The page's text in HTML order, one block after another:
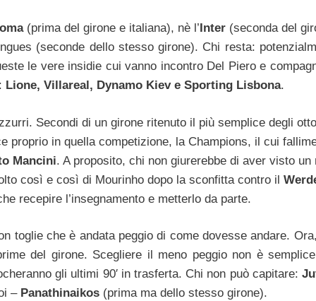
(prima del girone e italiana), nè l’ Inter (seconda del
(seconde dello stesso girone). Chi resta:
le vere insidie cui vanno incontro Del Piero e
Lione, Villareal, Dynamo Kiev e Sporting Lisbona.
Secondi di un girone ritenuto il più semplice degli
proprio in quella competizione, la Champions, il cui
Mancini. A proposito, chi non giurerebbe di aver visto un
così e così di Mourinho dopo la sconfitta contro il
recepire l’insegnamento e metterlo da parte.
toglie che è andata peggio di come dovesse andare.
del girone. Scegliere il meno peggio non è
gli ultimi 90′ in trasferta. Chi non può capitare:
– Panathinaikos (prima ma dello stesso girone).